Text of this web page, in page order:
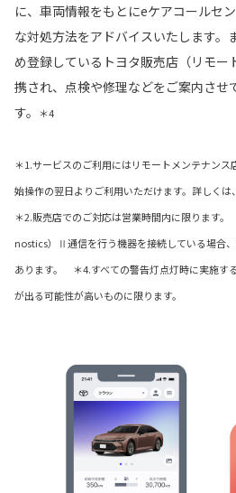
に、車両情報をもとにeケアコールセ
な対処方法をアドバイスいたします。
め登録しているトヨタ販売店（リモー
携され、点検や修理などをご案内させ
す。
＊4
＊1.サービスのご利用にはリモートメンテナン
始操作の翌日よりご利用いただけます。詳しく
＊2.販売店でのご対応は営業時間内に限ります
nostics）Ⅱ通信を行う機器を接続している場合
あります。 ＊4.すべての警告灯点灯時に実施す
が出る可能性が高いものに限ります。